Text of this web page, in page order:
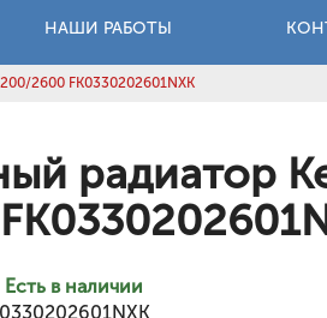
НАШИ РАБОТЫ
2600 FK0330202601NXK
радиатор
Есть в наличии